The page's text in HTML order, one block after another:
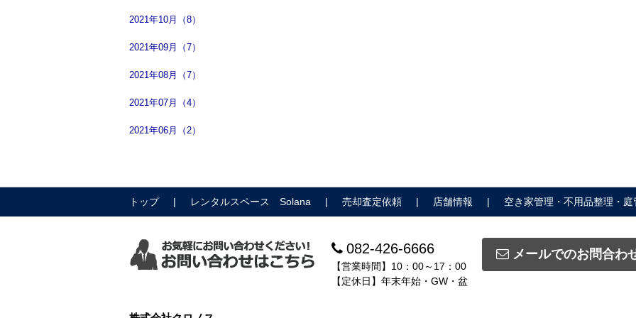
2021年10月（8）
2021年09月（7）
2021年08月（7）
2021年07月（4）
2021年06月（2）
トップ レンタルスペース Solana 売却査定依頼 店舗情報 空き家管理・不用品整理・庭
082-426-6666
【営業時間】10：00～17：00
【定休日】年末年始・GW・盆
メールでのお問合わ